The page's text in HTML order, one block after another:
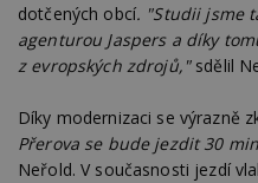
dotčených obcí. "Studii jsme
agenturou Jaspers a díky
z evropských zdrojů,"sdělil
Díky modernizaci se výrazně
Přerova se bude jezdit 30
Neřold. V současnosti jezdí